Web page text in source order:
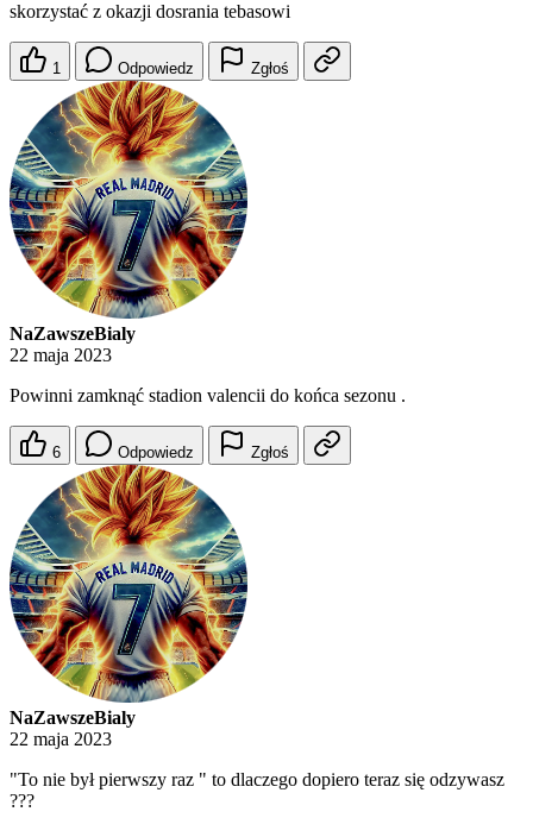
skorzystać z okazji dosrania tebasowi
1 Odpowiedz Zgłoś
NaZawszeBialy
22 maja 2023
Powinni zamknąć stadion valencii do końca sezonu .
6 Odpowiedz Zgłoś
NaZawszeBialy
22 maja 2023
"To nie był pierwszy raz " to dlaczego dopiero teraz się odzywasz
???